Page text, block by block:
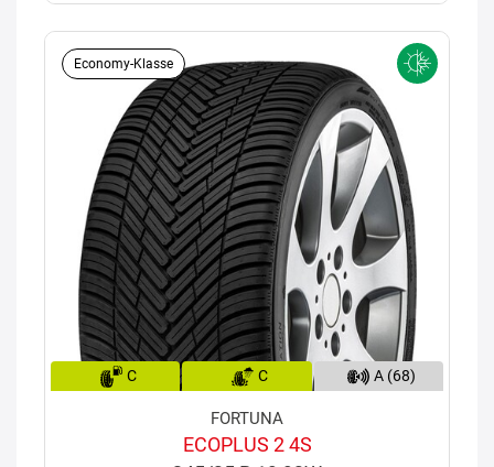
Economy-Klasse
C C A (68)
FORTUNA
ECOPLUS 2 4S